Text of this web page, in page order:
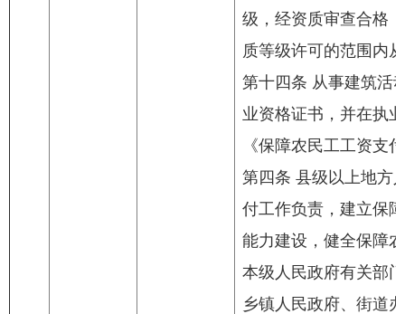
级，经资质审查合格
质等级许可的范围内
第十四条 从事建筑活
业资格证书，并在执
《保障农民工工资支
第四条 县级以上地方
付工作负责，建立保
能力建设，健全保障
本级人民政府有关部
乡镇人民政府、街道